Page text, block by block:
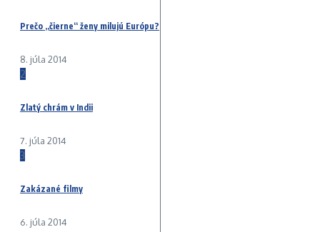
Prečo „čierne“ ženy milujú Európu?
8. júla 2014
2
Zlatý chrám v Indii
7. júla 2014
3
Zakázané filmy
6. júla 2014